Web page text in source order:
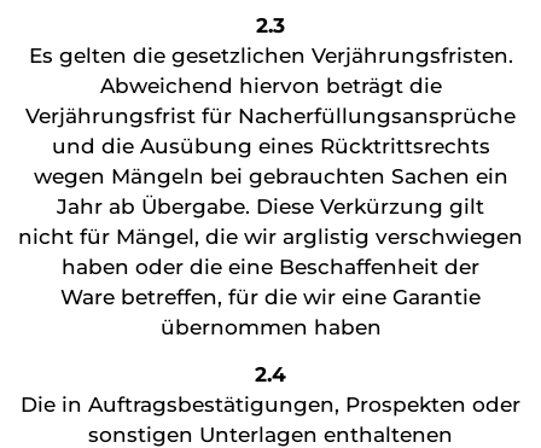
2.3
Es gelten die gesetzlichen Verjährungsfristen.
Abweichend hiervon beträgt die
Verjährungsfrist für Nacherfüllungsansprüche
und die Ausübung eines Rücktrittsrechts
wegen Mängeln bei gebrauchten Sachen ein
Jahr ab Übergabe. Diese Verkürzung gilt
nicht für Mängel, die wir arglistig verschwiegen
haben oder die eine Beschaffenheit der
Ware betreffen, für die wir eine Garantie
übernommen haben
2.4
Die in Auftragsbestätigungen, Prospekten oder
sonstigen Unterlagen enthaltenen